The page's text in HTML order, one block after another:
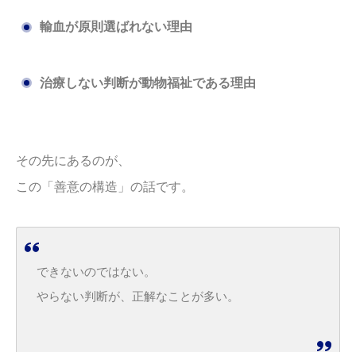
輸血が原則選ばれない理由
治療しない判断が動物福祉である理由
その先にあるのが、
この「善意の構造」の話です。
できないのではない。
やらない判断が、正解なことが多い。